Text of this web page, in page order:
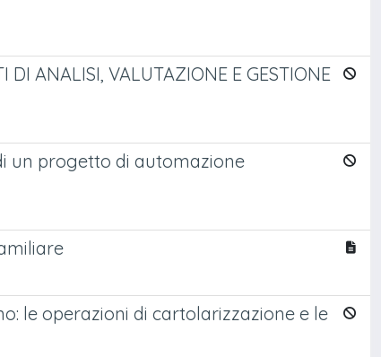
ANALISI, VALUTAZIONE E GESTIONE
un progetto di automazione
le operazioni di cartolarizzazione e le